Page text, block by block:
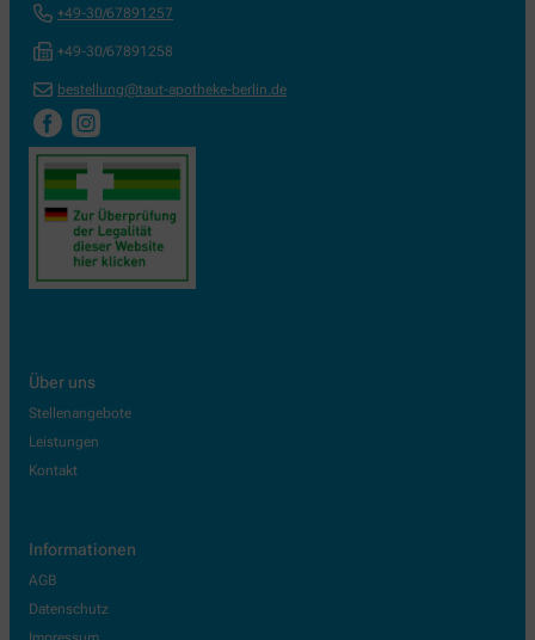
+49-30/67891257
+49-30/67891258
bestellung@taut-apotheke-berlin.de
Über uns
Stellenangebote
Leistungen
Kontakt
Informationen
AGB
Datenschutz